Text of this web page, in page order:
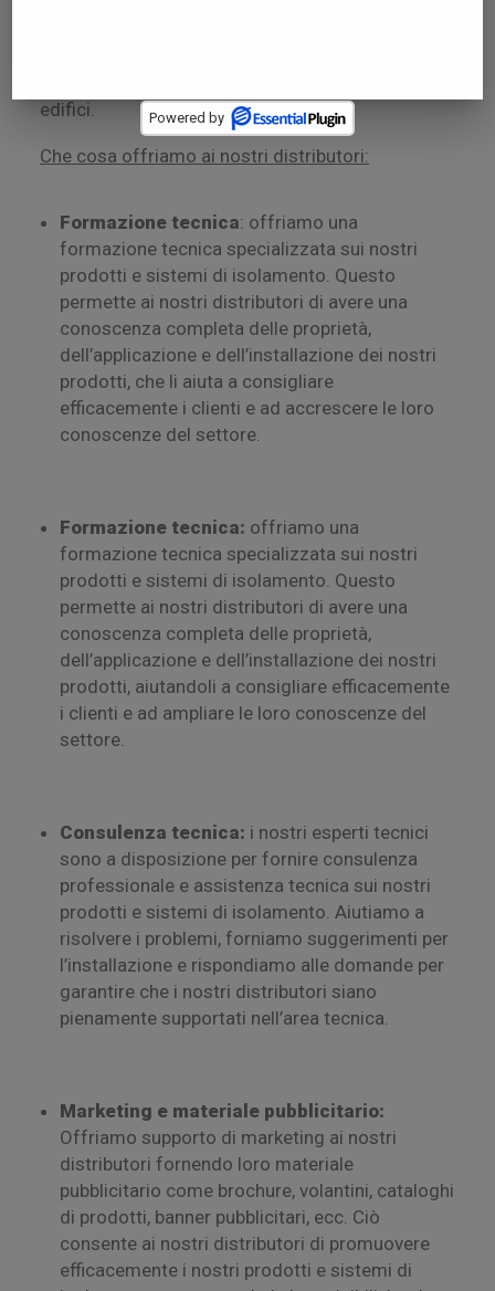
edifici.
Che cosa offriamo ai nostri distributori:
Formazione tecnica: offriamo una
formazione tecnica specializzata sui nostri
prodotti e sistemi di isolamento. Questo
permette ai nostri distributori di avere una
conoscenza completa delle proprietà,
dell’applicazione e dell’installazione dei nostri
prodotti, che li aiuta a consigliare
efficacemente i clienti e ad accrescere le loro
conoscenze del settore.
Formazione tecnica: offriamo una
formazione tecnica specializzata sui nostri
prodotti e sistemi di isolamento. Questo
permette ai nostri distributori di avere una
conoscenza completa delle proprietà,
dell’applicazione e dell’installazione dei nostri
prodotti, aiutandoli a consigliare efficacemente
i clienti e ad ampliare le loro conoscenze del
settore.
Consulenza tecnica: i nostri esperti tecnici
sono a disposizione per fornire consulenza
professionale e assistenza tecnica sui nostri
prodotti e sistemi di isolamento. Aiutiamo a
risolvere i problemi, forniamo suggerimenti per
l’installazione e rispondiamo alle domande per
garantire che i nostri distributori siano
pienamente supportati nell’area tecnica.
Marketing e materiale pubblicitario:
Offriamo supporto di marketing ai nostri
distributori fornendo loro materiale
pubblicitario come brochure, volantini, cataloghi
di prodotti, banner pubblicitari, ecc. Ciò
consente ai nostri distributori di promuovere
efficacemente i nostri prodotti e sistemi di
Powered by